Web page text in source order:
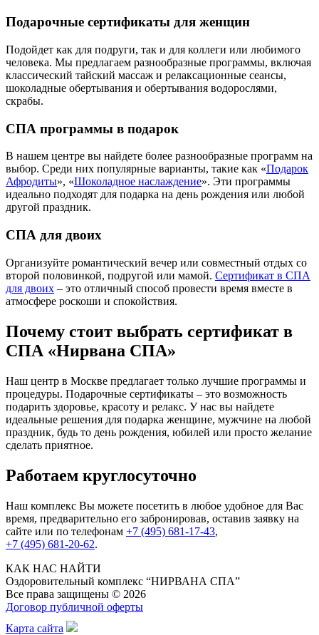
Подарочные сертификаты для женщин
Подойдет как для подруги, так и для коллеги или любимого
человека. Мы предлагаем разнообразные программы, включая
классический тайский массаж и релаксационные сеансы,
шоколадные обертывания и обертывания водорослями,
скрабы.
СПА программы в подарок
В нашем центре вы найдете более разнообразные программ на
выбор. Среди них популярные варианты, такие как «Подарок
Афродиты», «Шоколадное наслаждение». Эти программы
идеально подходят для подарка на день рождения или любой
другой праздник.
СПА для двоих
Организуйте романтический вечер или совместный отдых со
второй половинкой, подругой или мамой. Сертификат в СПА
для двоих – это отличный способ провести время вместе в
атмосфере роскоши и спокойствия.
Почему стоит выбрать сертификат в
СПА «Нирвана СПА»
Наш центр в Москве предлагает только лучшие программы и
процедуры. Подарочные сертификаты – это возможность
подарить здоровье, красоту и релакс. У нас вы найдете
идеальные решения для подарка женщине, мужчине на любой
праздник, будь то день рождения, юбилей или просто желание
сделать приятное.
Работаем круглосуточно
Наш комплекс Вы можете посетить в любое удобное для Вас
время, предварительно его забронировав, оставив заявку на
сайте или по телефонам +7 (495) 681-17-43,
+7 (495) 681-20-62.
КАК НАС НАЙТИ
Оздоровительный комплекс “НИРВАНА СПА”
Все права защищены © 2026
Договор публичной оферты
Карта сайта